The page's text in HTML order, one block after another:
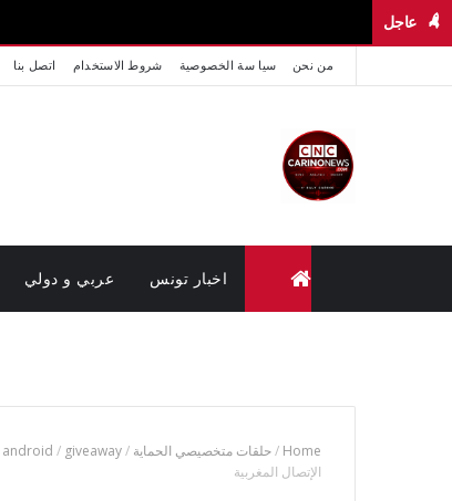
عاجل
من نحن سيا سة الخصوصية شروط الاستخدام اتصل بنا
اخبار تونس عربي و دولي
Home
/حلقات متخصيصي الحماية /
android / giveaway
الإتصال المغربية